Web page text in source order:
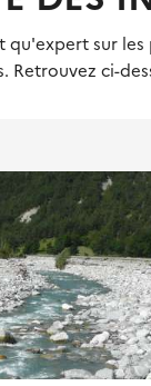
qu'expert sur
Retrouvez ci-